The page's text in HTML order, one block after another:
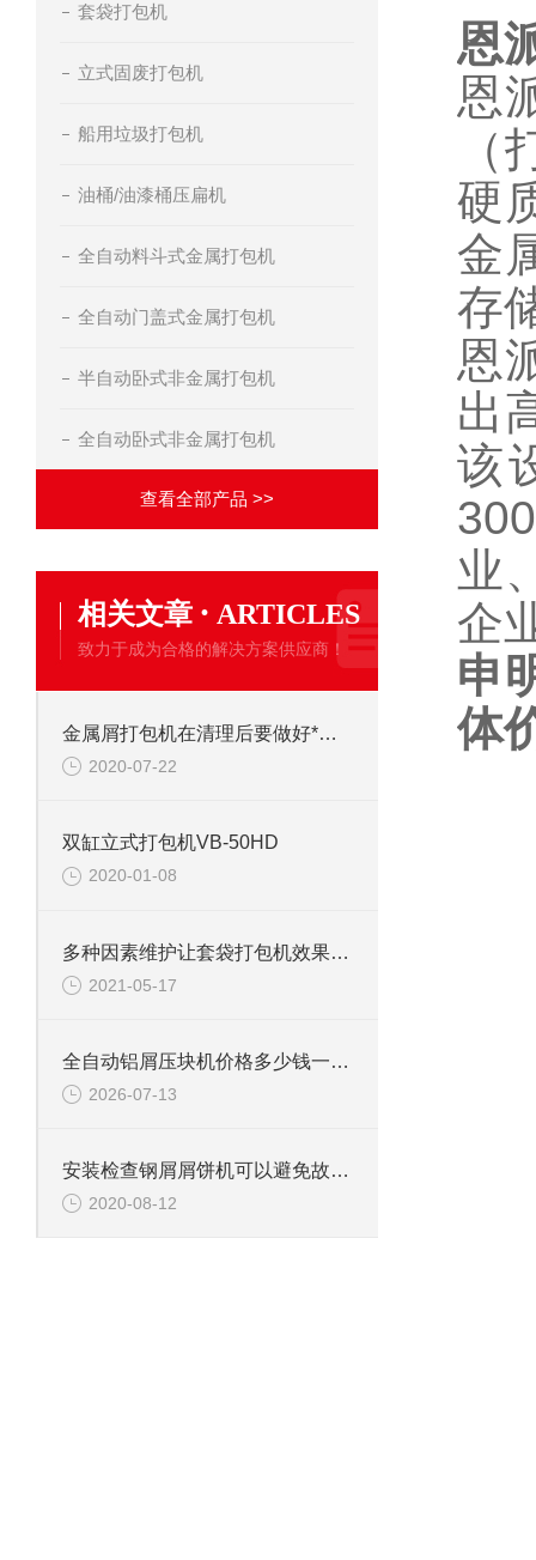
套袋打包机
立式固废打包机
船用垃圾打包机
油桶/油漆桶压扁机
全自动料斗式金属打包机
全自动门盖式金属打包机
半自动卧式非金属打包机
全自动卧式非金属打包机
查看全部产品 >>
相关文章 · ARTICLES
致力于成为合格的解决方案供应商！
金属屑打包机在清理后要做好*检查
2020-07-22
双缸立式打包机VB-50HD
2020-01-08
多种因素维护让套袋打包机效果更好
2021-05-17
全自动铝屑压块机价格多少钱一台？看完这篇，心里就有谱了
2026-07-13
安装检查钢屑屑饼机可以避免故障发生
2020-08-12
恩
恩
硬
金
存
恩
出
该
业
企
申
体